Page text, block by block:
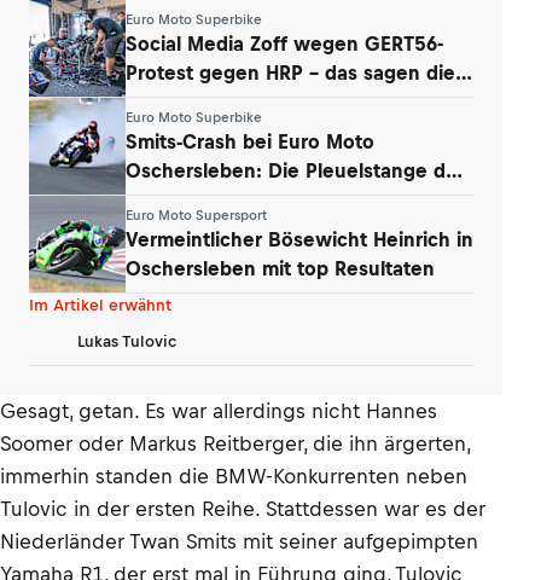
Euro Moto Superbike
Social Media Zoff wegen GERT56-
Protest gegen HRP – das sagen die
Euro Moto Superbike
Smits-Crash bei Euro Moto
Oschersleben: Die Pleuelstange der
Euro Moto Supersport
Vermeintlicher Bösewicht Heinrich in
Oschersleben mit top Resultaten
Im Artikel erwähnt
Lukas Tulovic
Gesagt, getan. Es war allerdings nicht Hannes
Soomer oder Markus Reitberger, die ihn ärgerten,
immerhin standen die BMW-Konkurrenten neben
Tulovic in der ersten Reihe. Stattdessen war es der
Niederländer Twan Smits mit seiner aufgepimpten
Yamaha R1, der erst mal in Führung ging, Tulovic